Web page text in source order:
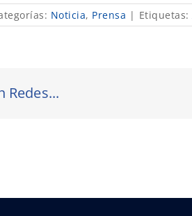
Noticia, Prensa | Etiquetas:
Redes...